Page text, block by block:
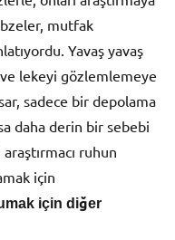
mutfak
Yavaş yavaş
lekeyi gözlemlemeye
sadece bir depolama
daha derin bir sebebi
ruhun
için
için diğer